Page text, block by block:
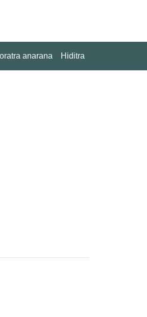
anarana Hiditra